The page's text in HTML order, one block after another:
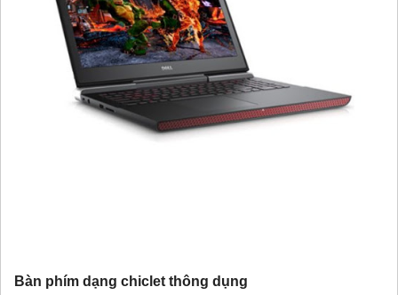
Bàn phím dạng chiclet thông dụng